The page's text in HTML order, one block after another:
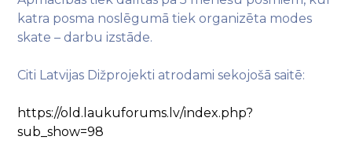
katra posma noslēgumā tiek organizēta modes
skate – darbu izstāde.
Citi Latvijas Dižprojekti atrodami sekojošā saitē:
https://old.laukuforums.lv/index.php?
sub_show=98